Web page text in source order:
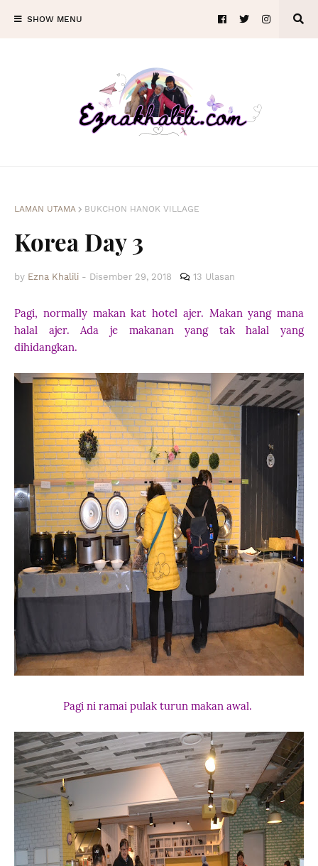
SHOW MENU
LAMAN UTAMA BUKCHON HANOK VILLAGE
Korea Day 3
by Ezna Khalili - Disember 29, 2018 13 Ulasan
Pagi, normally makan kat hotel ajer. Makan yang mana
halal ajer. Ada je makanan yang tak halal yang
dihidangkan.
Pagi ni ramai pulak turun makan awal.